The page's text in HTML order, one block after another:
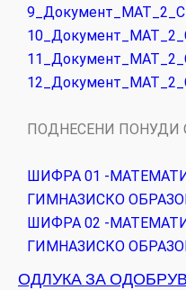
ПОДНЕСЕНИ ПОНУДИ
ШИФРА 01 -
ГИМНАЗИСКО
ШИФРА 02 -
ГИМНАЗИСКО
ОДЛУКА ЗА